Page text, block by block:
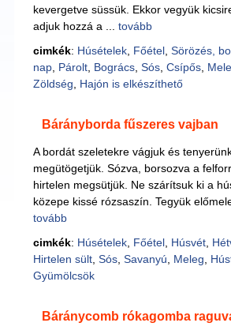
kevergetve süssük. Ekkor vegyük
adjuk hozzá a ... tovább
cimkék: Húsételek, Főétel, Sörözés,
nap, Párolt, Bogrács, Sós, Csípős,
Zöldség
Hajón is elkészíthető
Bárányborda fűszeres vajban
A bordát szeletekre vágjuk és
megütögetjük. Sózva, borsozva a
hirtelen megsütjük. Ne szárítsuk ki a
közepe kissé rózsaszín. Tegyük
tovább
cimkék: Húsételek, Főétel, Húsvét,
Hirtelen sült, Sós, Savanyú Meleg
Gyümölcsök
Báránycomb rókagomba